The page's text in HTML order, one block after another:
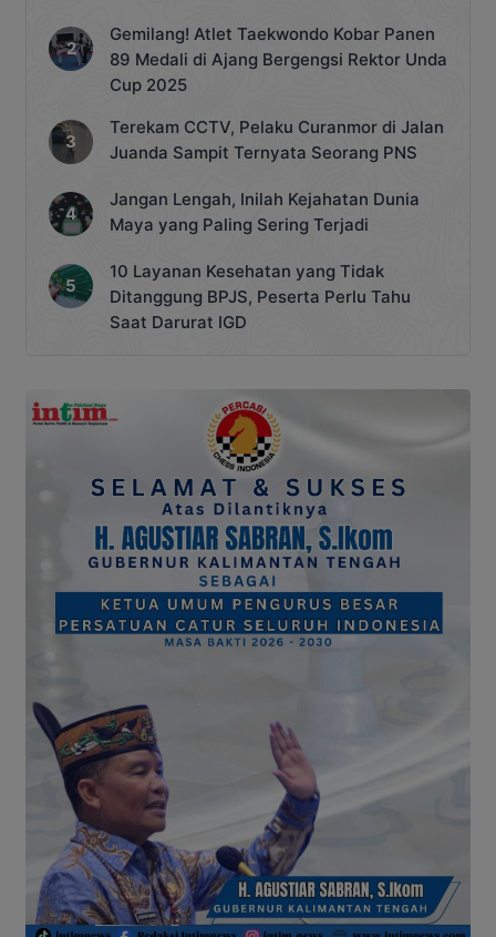
Gemilang! Atlet Taekwondo Kobar Panen
89 Medali di Ajang Bergengsi Rektor Unda
Cup 2025
Terekam CCTV, Pelaku Curanmor di Jalan
Juanda Sampit Ternyata Seorang PNS
Jangan Lengah, Inilah Kejahatan Dunia
Maya yang Paling Sering Terjadi
10 Layanan Kesehatan yang Tidak
Ditanggung BPJS, Peserta Perlu Tahu
Saat Darurat IGD